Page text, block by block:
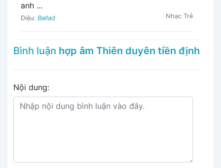
anh ...
Điệu: Ballad Nhạc Trẻ
Bình luận hợp âm Thiên duyên tiền định
Nội dung: